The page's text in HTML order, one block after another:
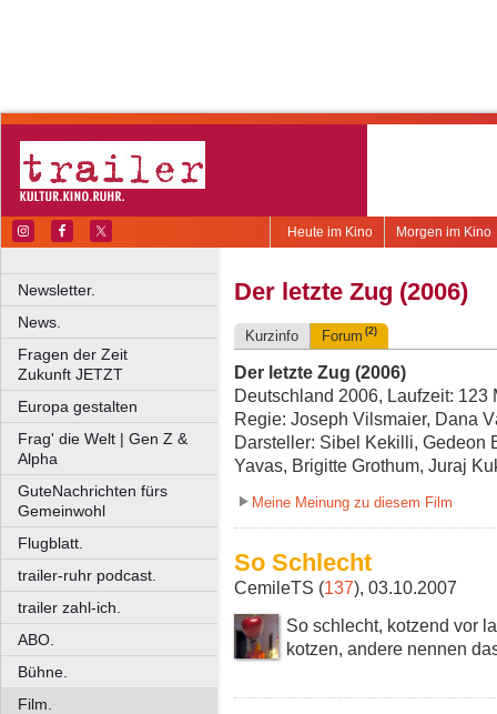
Morgen im Kino
Heute im Kino
Newsletter.
News.
Fragen der Zeit
Zukunft JETZT
Europa gestalten
Frag' die Welt | Gen Z &
Alpha
GuteNachrichten fürs
Gemeinwohl
Flugblatt.
trailer-ruhr podcast.
trailer zahl-ich.
ABO.
Bühne.
Film.
Der letzte Zug (2006)
Kurzinfo Forum (2)
Der letzte Zug (2006)
Deutschland 2006, Laufzeit: 123
Regie: Joseph Vilsmaier, Dana
Darsteller: Sibel Kekilli, Gedeon
Yavas, Brigitte Grothum, Juraj
Meine Meinung zu diesem Film
So Schlecht
CemileTS (137), 03.10.2007
So schlecht, kotzend vor
kotzen, andere nennen